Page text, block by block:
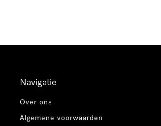
Navigatie
Over ons
Algemene voorwaarden